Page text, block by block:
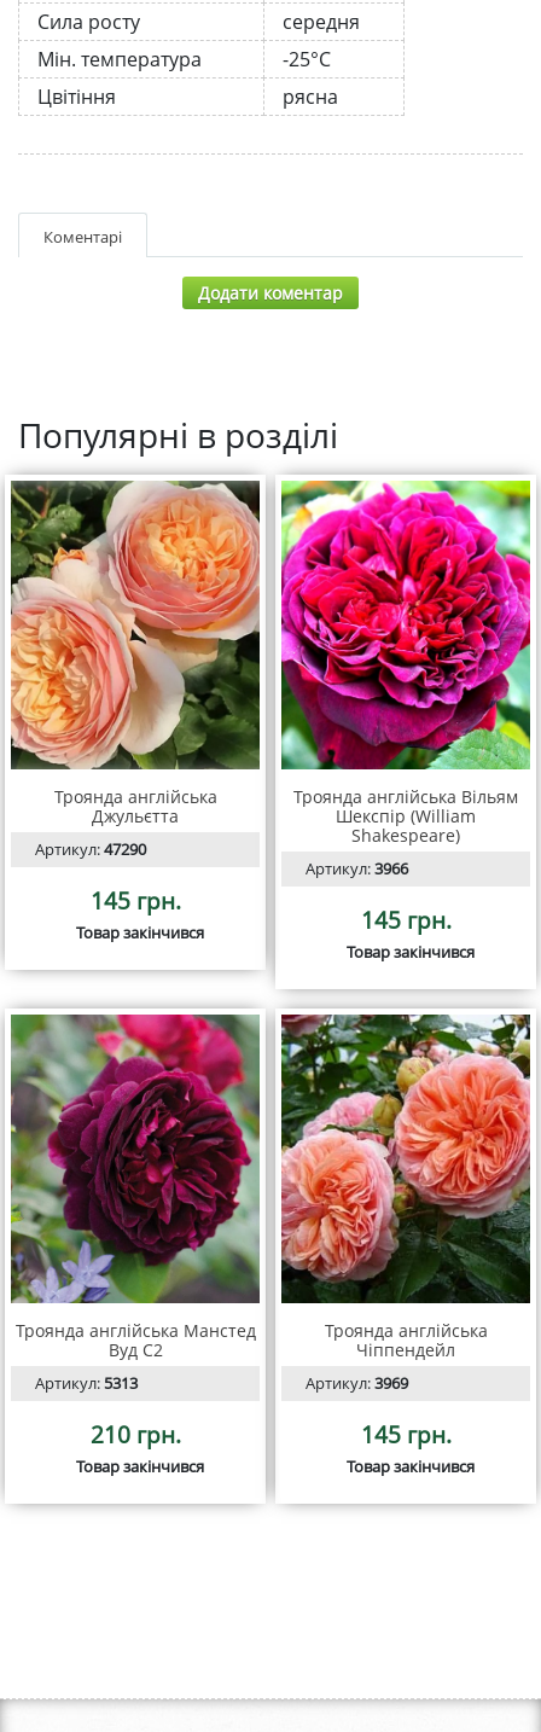
Сила росту
середня
Мін. температура
-25°C
Цвітіння
рясна
Коментарі
Додати коментар
Популярні в розділі
Троянда англійська
Джульєтта
Артикул:47290
145 грн.
Товар закінчився
Троянда англійська Вільям
Шекспір (William
Shakespeare)
Артикул:3966
145 грн.
Товар закінчився
Троянда англійська Манстед
Вуд С2
Артикул:5313
210 грн.
Товар закінчився
Троянда англійська
Чіппендейл
Артикул:3969
145 грн.
Товар закінчився